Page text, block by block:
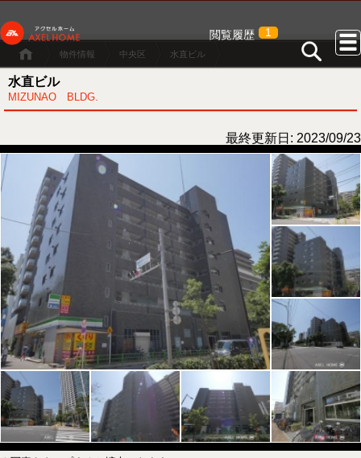
閲覧履歴 1
物件情報 中央区 水直ビル
水直ビル
MIZUNAO BLDG.
最終更新日: 2023/09/23